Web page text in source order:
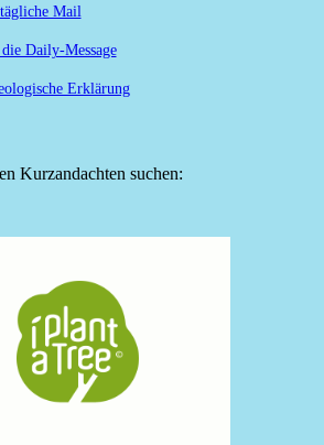
Mail
Daily-Message
Erklärung
Kurzandachten suchen: